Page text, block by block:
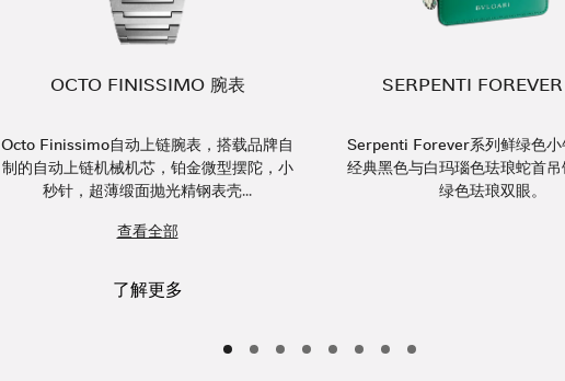
OCTO FINISSIMO 腕表
Octo Finissimo自动上链腕表，搭载品牌自
制的自动上链机械机芯，铂金微型摆陀，小
秒针，超薄缎面抛光精钢表壳...
查看全部
了解更多
SERPENTI
Serpenti Forever系列鲜绿色小
经典黑色与白玛瑙色珐琅蛇首
绿色珐琅双眼。